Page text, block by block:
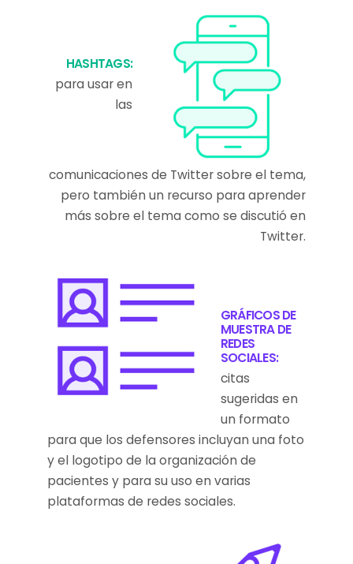
HASHTAGS:
para usar en
las
comunicaciones de Twitter sobre el tema,
pero también un recurso para aprender
más sobre el tema como se discutió en
Twitter.
GRÁFICOS DE
MUESTRA DE
REDES
SOCIALES:
citas
sugeridas en
un formato
para que los defensores incluyan una foto
y el logotipo de la organización de
pacientes y para su uso en varias
plataformas de redes sociales.